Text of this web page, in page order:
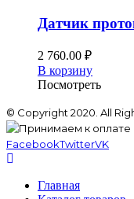
Датчик
2 760.00 ₽
В корзину
Посмотреть
© Copyright 2020. All
FacebookTwitterVK
Главная